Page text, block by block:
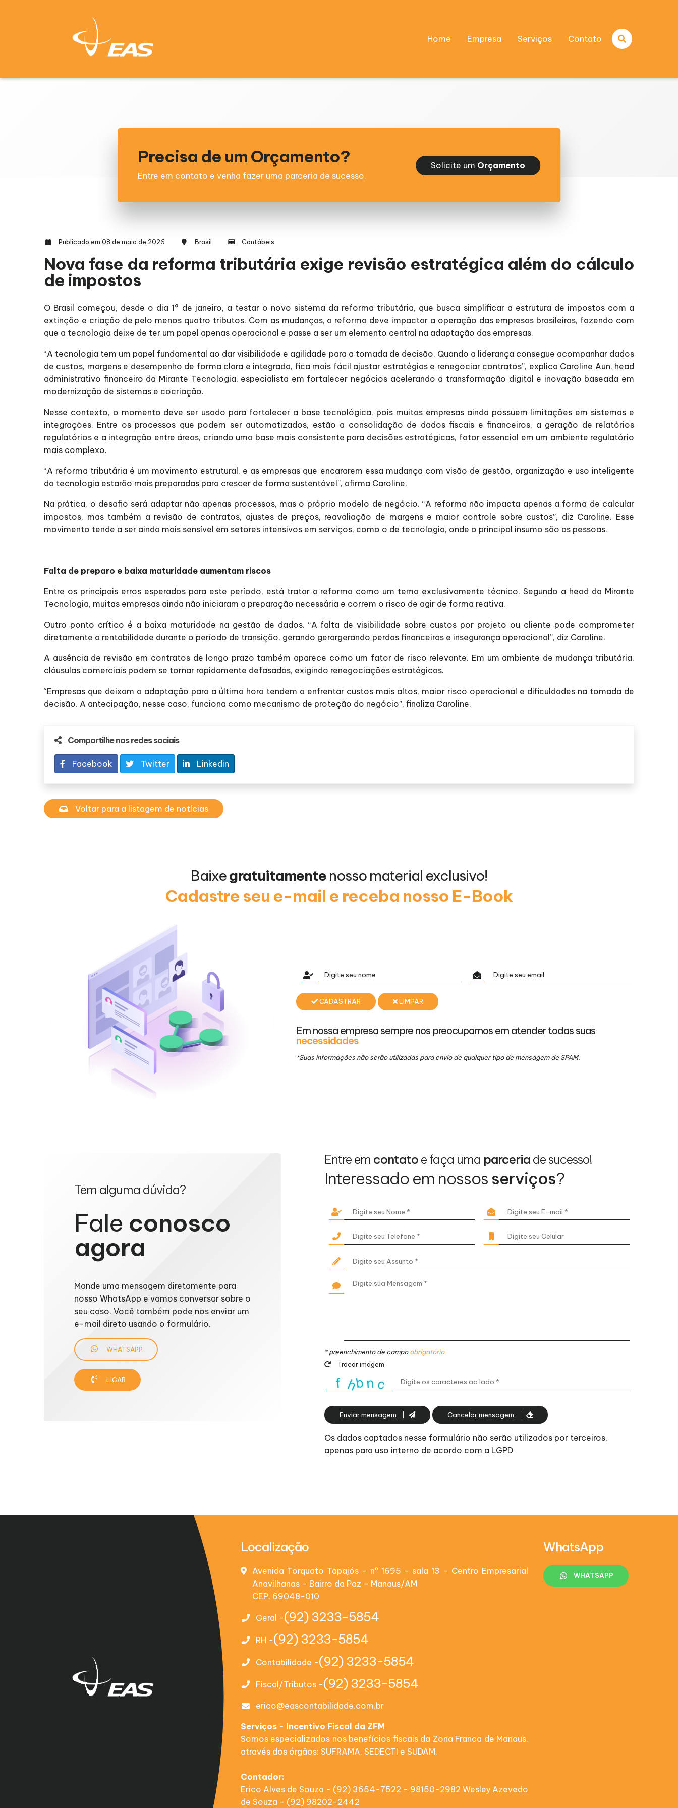
Home Empresa Serviços Contato
Precisa de um Orçamento?
Entre em contato e venha fazer uma parceria de sucesso.
Solicite um Orçamento
Publicado em 08 de maio de 2026 Brasil Contábeis
Nova fase da reforma tributária exige revisão estratégica além do cálculo
de impostos
O Brasil começou, desde o dia 1° de janeiro, a testar o novo sistema da reforma tributária, que busca simplificar a estrutura de impostos com a
extinção e criação de pelo menos quatro tributos. Com as mudanças, a reforma deve impactar a operação das empresas brasileiras, fazendo com
que a tecnologia deixe de ter um papel apenas operacional e passe a ser um elemento central na adaptação das empresas.
“A tecnologia tem um papel fundamental ao dar visibilidade e agilidade para a tomada de decisão. Quando a liderança consegue acompanhar dados
de custos, margens e desempenho de forma clara e integrada, fica mais fácil ajustar estratégias e renegociar contratos”, explica Caroline Aun, head
administrativo financeiro da Mirante Tecnologia, especialista em fortalecer negócios acelerando a transformação digital e inovação baseada em
modernização de sistemas e cocriação.
Nesse contexto, o momento deve ser usado para fortalecer a base tecnológica, pois muitas empresas ainda possuem limitações em sistemas e
integrações. Entre os processos que podem ser automatizados, estão a consolidação de dados fiscais e financeiros, a geração de relatórios
regulatórios e a integração entre áreas, criando uma base mais consistente para decisões estratégicas, fator essencial em um ambiente regulatório
mais complexo.
“A reforma tributária é um movimento estrutural, e as empresas que encararem essa mudança com visão de gestão, organização e uso inteligente
da tecnologia estarão mais preparadas para crescer de forma sustentável”, afirma Caroline.
Na prática, o desafio será adaptar não apenas processos, mas o próprio modelo de negócio. “A reforma não impacta apenas a forma de calcular
impostos, mas também a revisão de contratos, ajustes de preços, reavaliação de margens e maior controle sobre custos”, diz Caroline. Esse
movimento tende a ser ainda mais sensível em setores intensivos em serviços, como o de tecnologia, onde o principal insumo são as pessoas.
Falta de preparo e baixa maturidade aumentam riscos
Entre os principais erros esperados para este período, está tratar a reforma como um tema exclusivamente técnico. Segundo a head da Mirante
Tecnologia, muitas empresas ainda não iniciaram a preparação necessária e correm o risco de agir de forma reativa.
Outro ponto crítico é a baixa maturidade na gestão de dados. “A falta de visibilidade sobre custos por projeto ou cliente pode comprometer
diretamente a rentabilidade durante o período de transição, gerando gerargerando perdas financeiras e insegurança operacional”, diz Caroline.
A ausência de revisão em contratos de longo prazo também aparece como um fator de risco relevante. Em um ambiente de mudança tributária,
cláusulas comerciais podem se tornar rapidamente defasadas, exigindo renegociações estratégicas.
“Empresas que deixam a adaptação para a última hora tendem a enfrentar custos mais altos, maior risco operacional e dificuldades na tomada de
decisão. A antecipação, nesse caso, funciona como mecanismo de proteção do negócio”, finaliza Caroline.
Compartilhe nas redes sociais
Facebook Twitter Linkedin
Voltar para a listagem de notícias
Baixegratuitamente nosso material exclusivo!
Cadastre seu e-mail e receba nosso E-Book
CADASTRAR LIMPAR
Em nossa empresa sempre nos preocupamos em atender todas suas
necessidades
*Suas informações não serão utilizadas para envio de qualquer tipo de mensagem de SPAM.
Tem alguma dúvida?
Fale conosco
agora
Mande uma mensagem diretamente para
nosso WhatsApp e vamos conversar sobre o
seu caso. Você também pode nos enviar um
e-mail direto usando o formulário.
WHATSAPP
LIGAR
Entre em contato e faça uma parceria de sucesso!
Interessado em nossos serviços?
* preenchimento de campoobrigatório
Trocar imagem
Enviar mensagem Cancelar mensagem
Os dados captados nesse formulário não serão utilizados por terceiros,
apenas para uso interno de acordo com a LGPD
Localização
Avenida Torquato Tapajós - nº 1695 - sala 13 - Centro Empresarial
Anavilhanas – Bairro da Paz – Manaus/AM
CEP. 69048-010
Geral -(92) 3233-5854
RH -(92) 3233-5854
Contabilidade -(92) 3233-5854
Fiscal/Tributos -(92) 3233-5854
erico@eascontabilidade.com.br
Serviços - Incentivo Fiscal da ZFM
Somos especializados nos benefícios fiscais da Zona Franca de Manaus,
através dos órgãos: SUFRAMA, SEDECTI e SUDAM.
Contador:
Erico Alves de Souza - (92) 3654-7522 - 98150-2982 Wesley Azevedo
de Souza - (92) 98202-2442
WhatsApp
WHATSAPP